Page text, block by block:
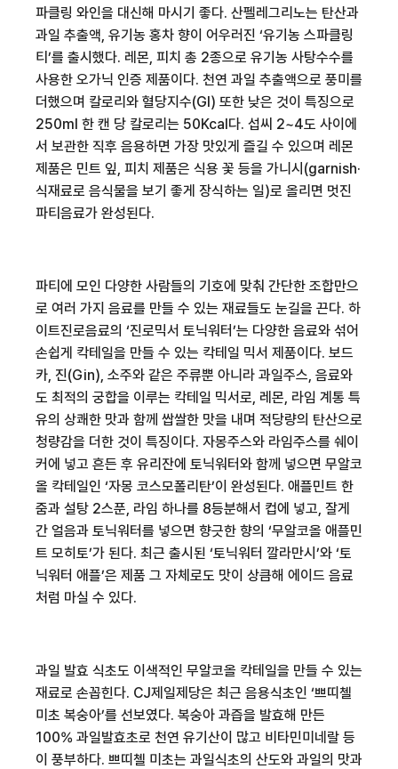
파클링 와인을 대신해 마시기 좋다. 산펠레그리노는 탄산과
과일 추출액, 유기농 홍차 향이 어우러진 ‘유기농 스파클링
티 ’를 출시했다. 레몬, 피치 총 2종으로 유기농 사탕수수를
사용한 오가닉 인증 제품이다. 천연 과일 추출액으로 풍미를
더했으며 칼로리와 혈당지수(GI) 또한 낮은 것이 특징으로
250ml 한 캔 당 칼로리는 50Kcal다. 섭씨 2~4도 사이에
서 보관한 직후 음용하면 가장 맛있게 즐길 수 있으며 레몬
제품은 민트 잎, 피치 제품은 식용 꽃 등을 가니시 (garnish·
식재료로 음식물을 보기 좋게 장식하는 일)로 올리면 멋진
파티음료가 완성된다.
파티에 모인 다양한 사람들의 기호에 맞춰 간단한 조합만으
로 여러 가지 음료를 만들 수 있는 재료들도 눈길을 끈다. 하
이트진로음료의 ‘진로믹서 토닉워터’는 다양한 음료와 섞어
손쉽게 칵테일을 만들 수 있는 칵테일 믹서 제품이다. 보드
카, 진(Gin), 소주와 같은 주류뿐 아니라 과일주스, 음료와
도 최적의 궁합을 이루는 칵테일 믹서로, 레몬, 라임 계통 특
유의 상쾌한 맛과 함께 쌉쌀한 맛을 내며 적당량의 탄산으로
청량감을 더한 것이 특징이다. 자몽주스와 라임주스를 쉐이
커에 넣고 흔든 후 유리잔에 토닉워터와 함께 넣으면 무알코
올 칵테일인 ‘자몽 코스모폴리탄’이 완성된다. 애플민트 한
줌과 설탕 2스푼, 라임 하나를 8등분해서 컵에 넣고, 잘게
간 얼음과 토닉워터를 넣으면 향긋한 향의 ‘무알코올 애플민
트 모히토’가 된다. 최근 출시된 ‘토닉워터 깔라만시 ’와 ‘토
닉워터 애플’은 제품 그 자체로도 맛이 상큼해 에이드 음료
처럼 마실 수 있다.
과일 발효 식초도 이색적인 무알코올 칵테일을 만들 수 있는
재료로 손꼽힌다. CJ제일제당은 최근 음용식초인 ‘쁘띠첼
미초 복숭아’를 선보였다. 복숭아 과즙을 발효해 만든
100% 과일발효초로 천연 유기산이 많고 비타민미네랄 등
이 풍부하다. 쁘띠첼 미초는 과일식초의 산도와 과일의 맛과